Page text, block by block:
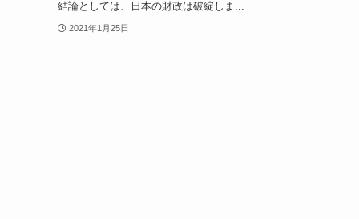
結論としては、日本の財政は破綻しま...
2021年1月25日